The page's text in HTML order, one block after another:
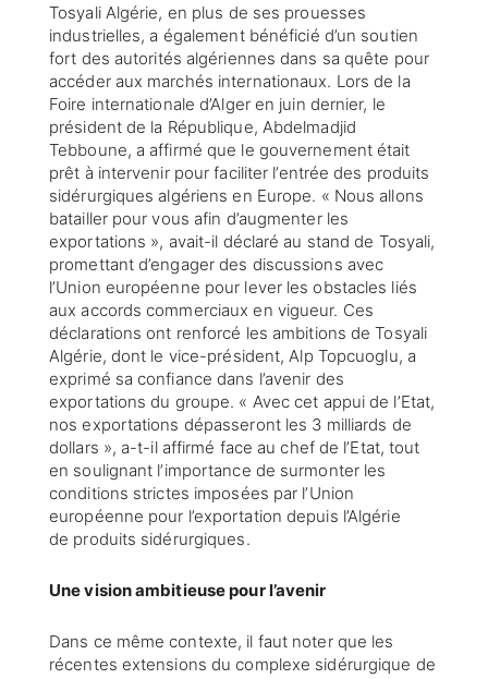
Tosyali Algérie, en plus de ses prouesses
industrielles, a également bénéficié d’un soutien
fort des autorités algériennes dans sa quête pour
accéder aux marchés internationaux. Lors de la
Foire internationale d’Alger en juin dernier, le
président de la République, Abdelmadjid
Tebboune, a affirmé que le gouvernement était
prêt à intervenir pour faciliter l’entrée des produits
sidérurgiques algériens en Europe. « Nous allons
batailler pour vous afin d’augmenter les
exportations », avait-il déclaré au stand de Tosyali,
promettant d’engager des discussions avec
l’Union européenne pour lever les obstacles liés
aux accords commerciaux en vigueur. Ces
déclarations ont renforcé les ambitions de Tosyali
Algérie, dont le vice-président, Alp Topcuoglu, a
exprimé sa confiance dans l’avenir des
exportations du groupe. « Avec cet appui de l’Etat,
nos exportations dépasseront les 3 milliards de
dollars », a-t-il affirmé face au chef de l’Etat, tout
en soulignant l’importance de surmonter les
conditions strictes imposées par l’Union
européenne pour l’exportation depuis l’Algérie
de produits sidérurgiques.
Une vision ambitieuse pour l’avenir
Dans ce même contexte, il faut noter que les
récentes extensions du complexe sidérurgique de